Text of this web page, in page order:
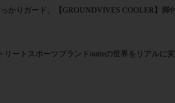
かりガード。【GROUNDVIVES COOLER】
ートスポーツブランドoutreの世界をリアルに